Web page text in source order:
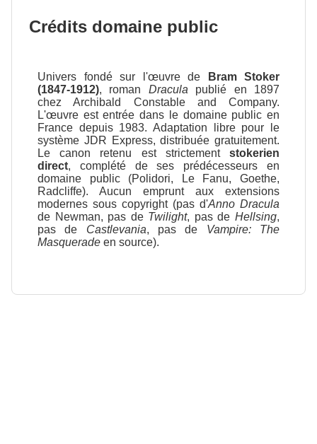
Crédits domaine public
Univers fondé sur l'œuvre de
Bram Stoker
(1847-1912), roman Dracula publié en 1897
chez Archibald Constable and Company.
L'œuvre est entrée dans le domaine public en
France depuis 1983. Adaptation libre pour le
système JDR Express, distribuée gratuitement.
Le canon retenu est strictement stokerien
direct, complété de ses prédécesseurs en
domaine public (Polidori, Le Fanu, Goethe,
Radcliffe). Aucun emprunt aux extensions
modernes sous copyright (pas d'Anno Dracula
de Newman, pas de Twilight, pas deHellsing,
pas de Castlevania, pas de Vampire: The
Masquerade en source).